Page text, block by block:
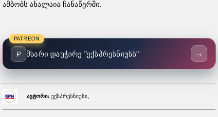
ამბობს ახალაია ჩანაწერში.
PATREON
P მხარი დაუჭირე "ექსპრესნიუსს" →
ავტორი: ექსპრესნიუსი,